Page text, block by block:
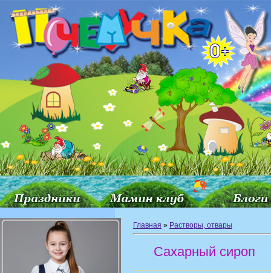
Главная » Растворы, отвары
Сахарный сироп